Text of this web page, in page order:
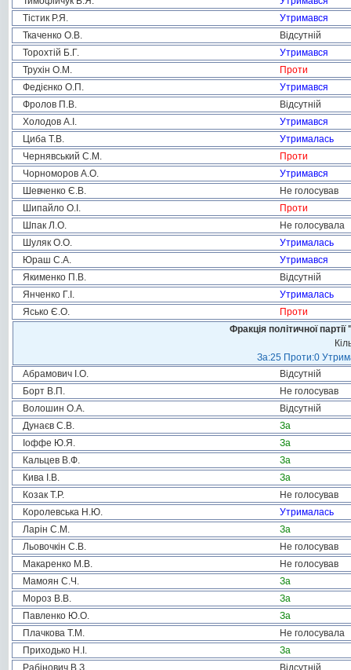
Тістик Р.Я.
Утримався
Ткаченко О.В.
Відсутній
Торохтій Б.Г.
Утримався
Трухін О.М.
Проти
Федієнко О.П.
Утримався
Фролов П.В.
Відсутній
Холодов А.І.
Утримався
Циба Т.В.
Утрималась
Чернявський С.М.
Проти
Чорноморов А.О.
Утримався
Шевченко Є.В.
Не голосував
Шипайло О.І.
Проти
Шпак Л.О.
Не голосувала
Шуляк О.О.
Утрималась
Юраш С.А.
Утримався
Якименко П.В.
Відсутній
Янченко Г.І.
Утрималась
Ясько Є.О.
Проти
Фракція політичної
За:25 Проти:0
Абрамович І.О.
Відсутній
Борт В.П.
Не голосував
Волошин О.А.
Відсутній
Дунаєв С.В.
За
Іоффе Ю.Я.
За
Кальцев В.Ф.
За
Кива І.В.
За
Козак Т.Р.
Не голосував
Королевська Н.Ю.
Утрималась
Ларін С.М.
За
Льовочкін С.В.
Не голосував
Макаренко М.В.
Не голосував
Мамоян С.Ч.
За
Мороз В.В.
За
Павленко Ю.О.
За
Плачкова Т.М.
Не голосувала
Приходько Н.І.
За
Рабінович В.З.
Відсутній